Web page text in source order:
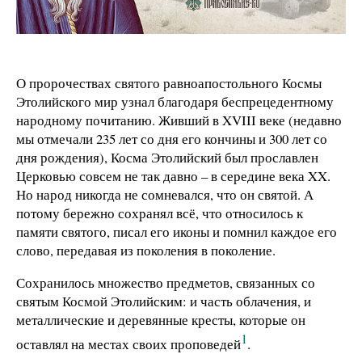
О пророчествах святого равноапостольного Космы
Этолийского мир узнал благодаря беспрецедентному
народному почитанию. Живший в XVIII веке (недавно
мы отмечали 235 лет со дня его кончины и 300 лет со
дня рождения), Косма Этолийский был прославлен
Церковью совсем не так давно – в середине века XX.
Но народ никогда не сомневался, что он святой. А
потому бережно сохранял всё, что относилось к
памяти святого, писал его иконы и помнил каждое его
слово, передавая из поколения в поколение.
Сохранилось множество предметов, связанных со
святым Космой Этолийским: и часть облачения, и
металлические и деревянные кресты, которые он
оставлял на местах своих проповедей1.